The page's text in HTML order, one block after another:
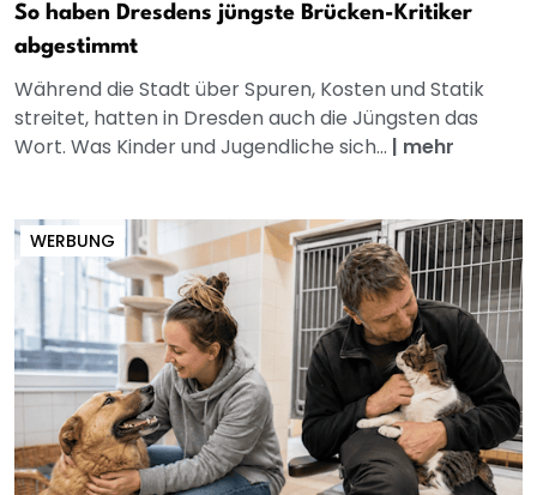
So haben Dresdens jüngste Brücken-Kritiker
abgestimmt
Während die Stadt über Spuren, Kosten und Statik
streitet, hatten in Dresden auch die Jüngsten das
Wort. Was Kinder und Jugendliche sich... | mehr
WERBUNG